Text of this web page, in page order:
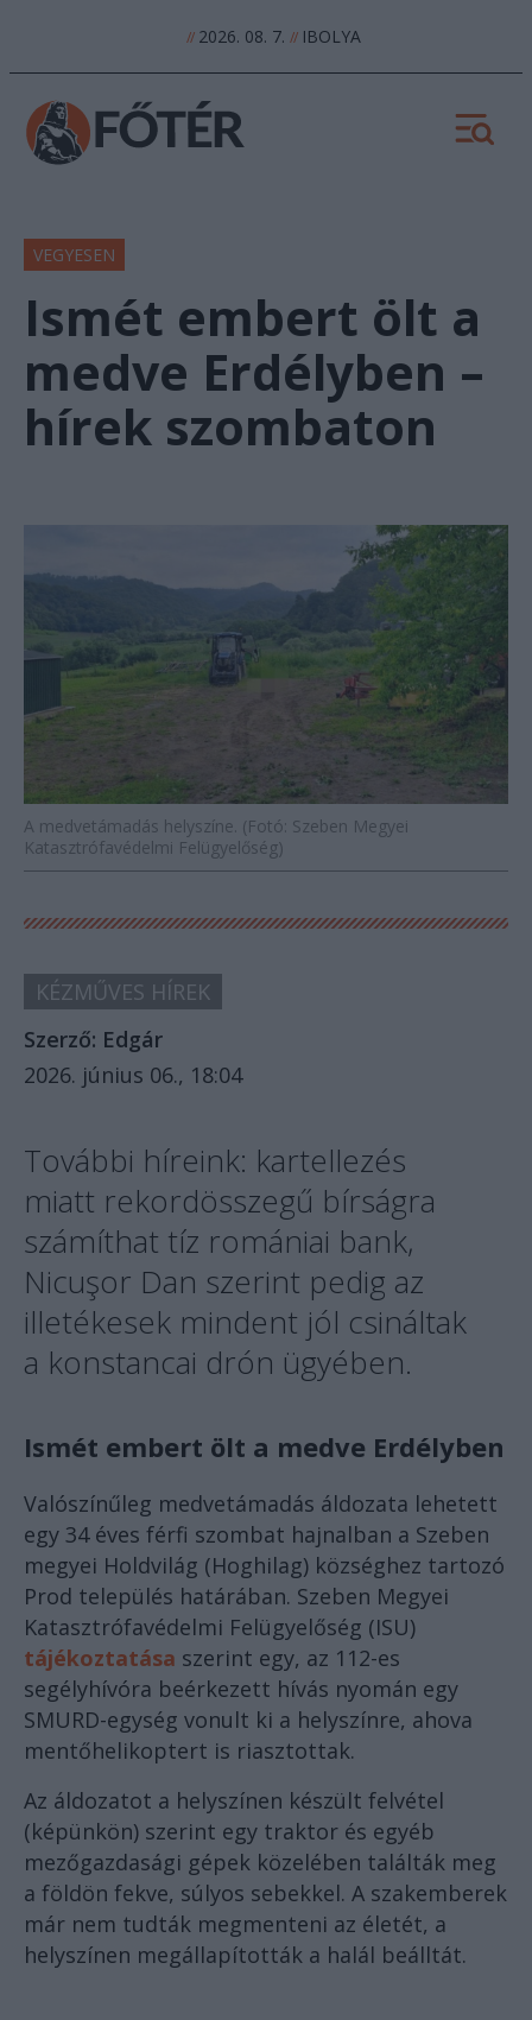
//2026. 08. 7. //IBOLYA
VEGYESEN
Ismét embert ölt a
medve Erdélyben –
hírek szombaton
A medvetámadás helyszíne. (Fotó: Szeben Megyei
Katasztrófavédelmi Felügyelőség)
KÉZMŰVES HÍREK
Szerző: Edgár
2026. június 06., 18:04
További híreink: kartellezés
miatt rekordösszegű bírságra
számíthat tíz romániai bank,
Nicuşor Dan szerint pedig az
illetékesek mindent jól csináltak
a konstancai drón ügyében.
Ismét embert ölt a medve Erdélyben
Valószínűleg medvetámadás áldozata lehetett
egy 34 éves férfi szombat hajnalban a Szeben
megyei Holdvilág (Hoghilag) községhez tartozó
Prod település határában. Szeben Megyei
Katasztrófavédelmi Felügyelőség (ISU)
tájékoztatása szerint egy, az 112-es
segélyhívóra beérkezett hívás nyomán egy
SMURD-egység vonult ki a helyszínre, ahova
mentőhelikoptert is riasztottak.
Az áldozatot a helyszínen készült felvétel
(képünkön) szerint egy traktor és egyéb
mezőgazdasági gépek közelében találták meg
a földön fekve, súlyos sebekkel. A szakemberek
már nem tudták megmenteni az életét, a
helyszínen megállapították a halál beálltát.